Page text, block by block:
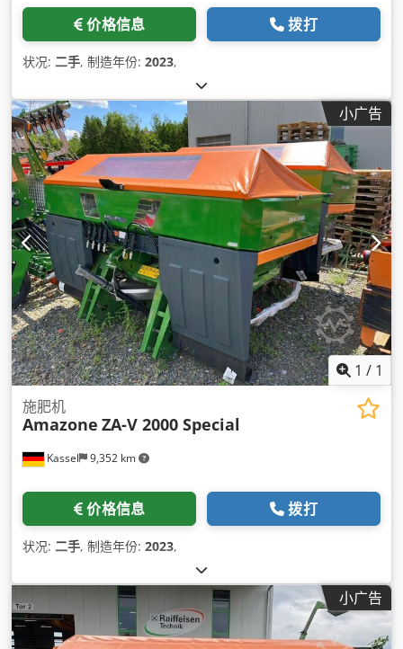
价格信息 拨打
状况: 二手, 制造年份: 2023,
小广告
1 / 1
Kassel 9,352 km
施肥机
Amazone ZA-V 2000 Special
价格信息 拨打
状况: 二手, 制造年份: 2023,
小广告